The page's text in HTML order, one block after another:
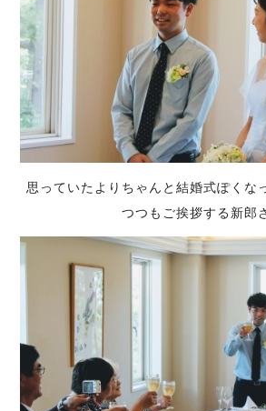
思っていたよりちゃんと結婚式ぽくな
つつもご挨拶する新郎